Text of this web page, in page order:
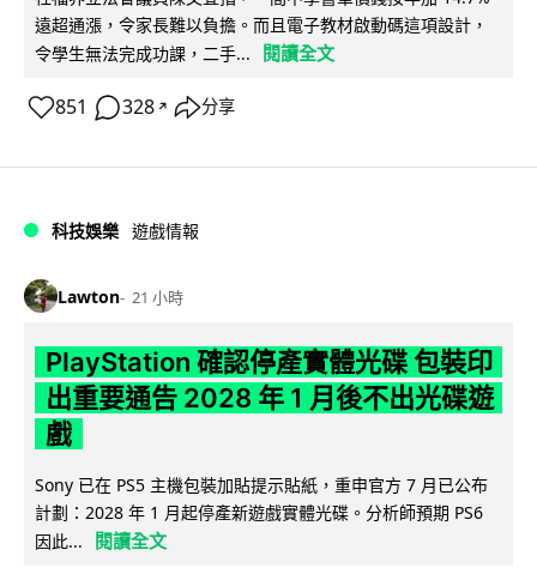
遠超通漲，令家長難以負擔。而且電子教材啟動碼這項設計，
令學生無法完成功課，二手...
閱讀全文
851 328 ↗ 分享
科技娛樂 遊戲情報
Lawton 21 小時
PlayStation 確認停產實體光碟 包裝印
出重要通告 2028 年 1 月後不出光碟遊
戲
Sony 已在 PS5 主機包裝加貼提示貼紙，重申官方 7 月已公布
計劃：2028 年 1 月起停產新遊戲實體光碟。分析師預期 PS6
因此...
閱讀全文